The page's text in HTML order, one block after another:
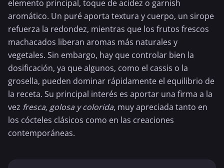
elemento principal, toque de acidez o garnish
aromático. Un puré aporta textura y cuerpo, un sirope
refuerza la redondez, mientras que los frutos frescos
machacados liberan aromas más naturales y
vegetales. Sin embargo, hay que controlar bien la
dosificación, ya que algunos, como el cassis o la
grosella, pueden dominar rápidamente el equilibrio de
la receta. Su principal interés es aportar una firma a la
vez fresca, golosa y colorida, muy apreciada tanto en
los cócteles clásicos como en las creaciones
contemporáneas.